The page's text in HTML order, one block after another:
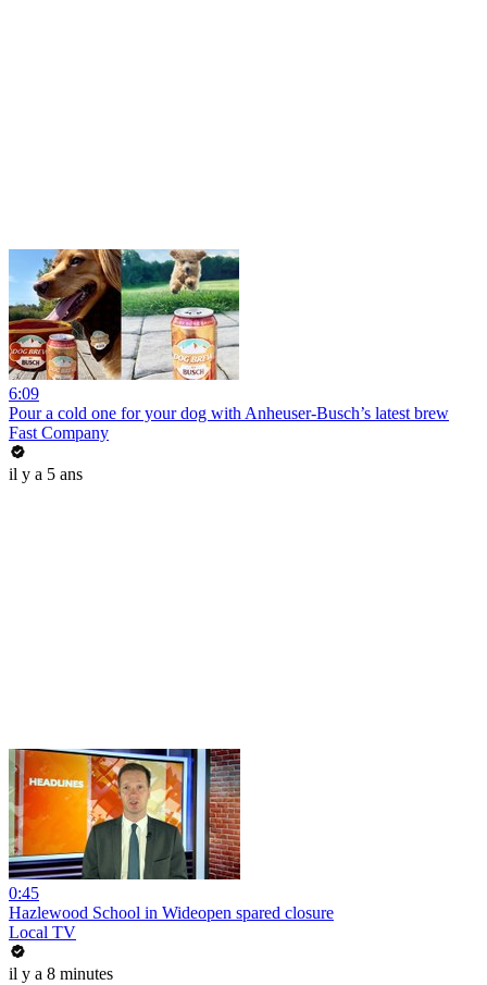
6:09
Pour a cold one for your dog with Anheuser-Busch’s latest brew
Fast Company
il y a 5 ans
0:45
Hazlewood School in Wideopen spared closure
Local TV
il y a 8 minutes